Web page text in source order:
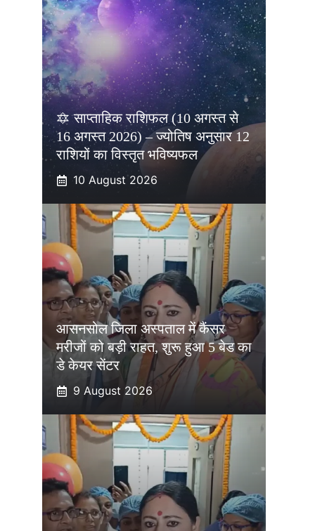
🔯 साप्ताहिक राशिफल (10 अगस्त से
16 अगस्त 2026) – ज्योतिष अनुसार 12
राशियों का विस्तृत भविष्यफल
10 August 2026
आसनसोल जिला अस्पताल में कैंसर
मरीजों को बड़ी राहत, शुरू हुआ 5 बेड का
डे केयर सेंटर
9 August 2026